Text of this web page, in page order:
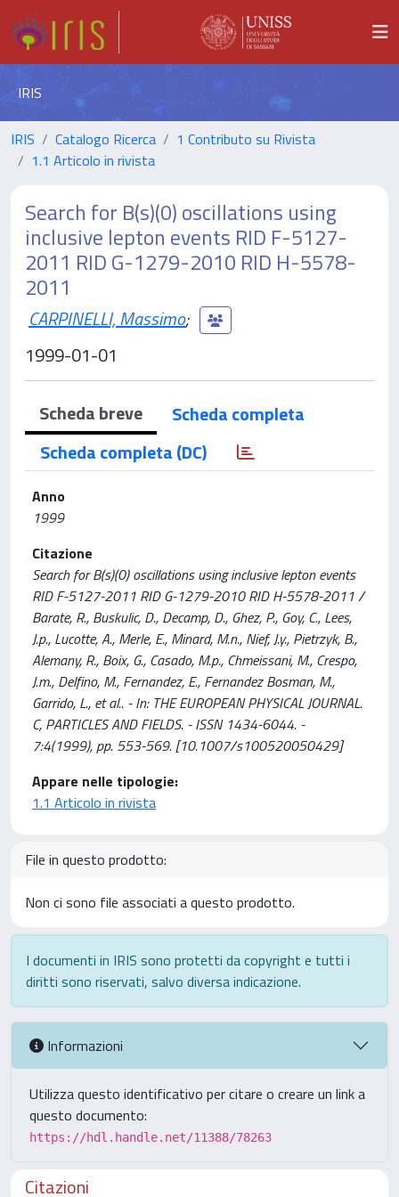
IRIS
IRIS Catalogo Ricerca
1 Contributo su Rivista
1.1 Articolo in rivista
Search for B(s)(0) oscillations using
inclusive lepton events RID F-5127-
2011 RID G-1279-2010 RID H-5578-
2011
CARPINELLI, Massimo;
1999-01-01
Scheda breve
Scheda completa
Scheda completa (DC)
Anno
1999
Citazione
Search for B(s)(0) oscillations using inclusive lepton events
RID F-5127-2011 RID G-1279-2010 RID H-5578-2011 /
Barate, R., Buskulic, D., Decamp, D., Ghez, P., Goy, C., Lees,
J.p., Lucotte, A., Merle, E., Minard, M.n., Nief, J.y., Pietrzyk, B.,
Alemany, R., Boix, G., Casado, M.p., Chmeissani, M., Crespo,
J.m., Delfino, M., Fernandez, E., Fernandez Bosman, M.,
Garrido, L., et al.. - In: THE EUROPEAN PHYSICAL JOURNAL.
C, PARTICLES AND FIELDS. - ISSN 1434-6044. -
7:4(1999), pp. 553-569. [10.1007/s100520050429]
Appare nelle tipologie:
1.1 Articolo in rivista
File in questo prodotto:
Non ci sono file associati a questo prodotto.
I documenti in IRIS sono protetti da copyright e tutti i
diritti sono riservati, salvo diversa indicazione.
Informazioni
Utilizza questo identificativo per citare o creare un link a
questo documento:
https://hdl.handle.net/11388/78263
Citazioni